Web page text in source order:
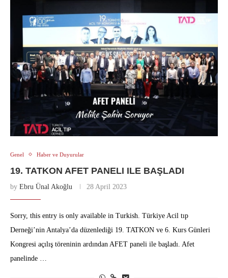
Genel Haber ve Duyurular
19. TATKON AFET PANELI ILE BAŞLADI
by Ebru Ünal Akoğlu 28 April 2023
Sorry, this entry is only available in Turkish. Türkiye Acil tıp
Derneği’nin Antalya’da düzenlediği 19. TATKON ve 6. Kurs Günleri
Kongresi açılış töreninin ardından AFET paneli ile başladı. Afet
panelinde …